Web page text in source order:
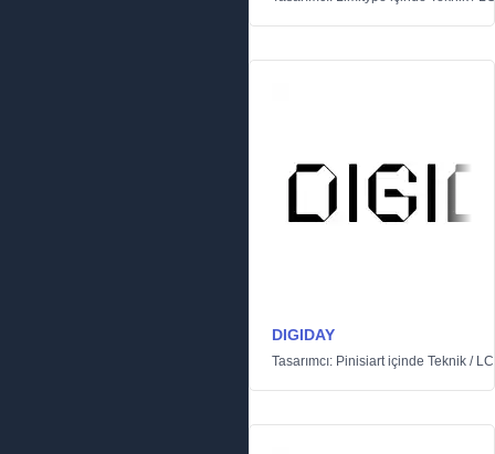
DIGIDAY
Tasarımcı: Pinisiartiçinde Teknik /